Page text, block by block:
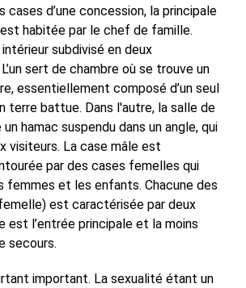
cases d’une concession, la principale
habitée par le chef de famille.
subdivisé en deux
sert de chambre où se trouve un
essentiellement composé d’un seul
terre battue. Dans l'autre, la salle de
hamac suspendu dans un angle, qui
visiteurs. La case mâle est
par des cases femelles qui
femmes et les enfants. Chacune des
est caractérisée par deux
est l’entrée principale et la moins
secours.
important. La sexualité étant un